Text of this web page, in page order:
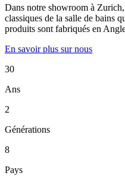
Dans notre showroom à
classiques de la salle de bains
produits sont fabriqués en
En savoir plus sur nous
30
Ans
2
Générations
8
Pays